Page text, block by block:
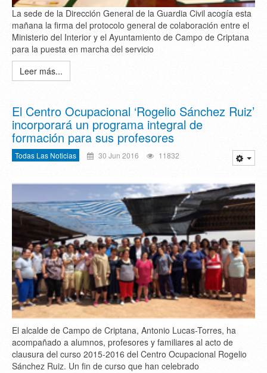
La sede de la Dirección General de la Guardia Civil acogía esta
mañana la firma del protocolo general de colaboración entre el
Ministerio del Interior y el Ayuntamiento de Campo de Criptana
para la puesta en marcha del servicio
Leer más...
El Centro Ocupacional ‘Rogelio Sánchez Ruiz’
incorporará un programa integral de
formación para sus profesores
Todas Las Noticias 30 Jun 2016 11832
El alcalde de Campo de Criptana, Antonio Lucas-Torres, ha
acompañado a alumnos, profesores y familiares al acto de
clausura del curso 2015-2016 del Centro Ocupacional Rogelio
Sánchez Ruiz. Un fin de curso que han celebrado